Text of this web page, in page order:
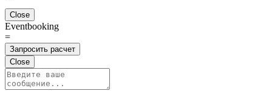
Close
Eventbooking
=
Запросить расчет
Close